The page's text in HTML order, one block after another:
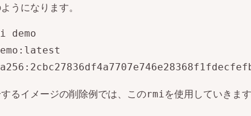
うになります。
demo
るイメージの削除例では、このrmiを使用していきます